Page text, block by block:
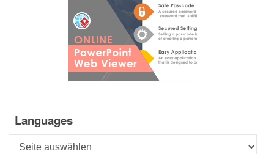
Languages
Languages